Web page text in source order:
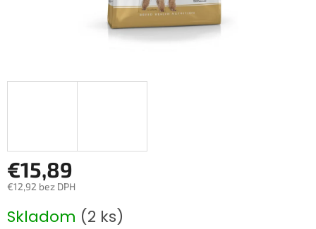
€15,89
€12,92 bez DPH
cena:
Skladom (2 ks)